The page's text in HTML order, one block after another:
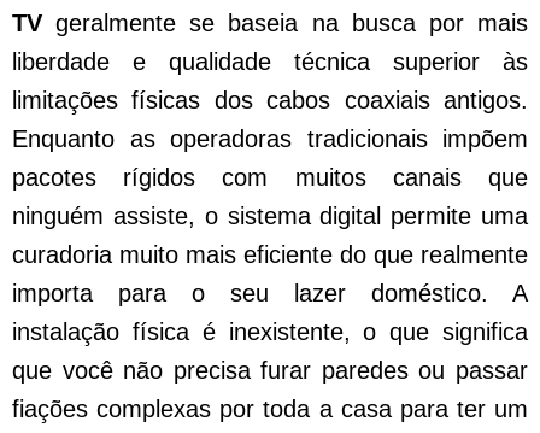
TV geralmente se baseia na busca por mais
liberdade e qualidade técnica superior às
limitações físicas dos cabos coaxiais antigos.
Enquanto as operadoras tradicionais impõem
pacotes rígidos com muitos canais que
ninguém assiste, o sistema digital permite uma
curadoria muito mais eficiente do que realmente
importa para o seu lazer doméstico. A
instalação física é inexistente, o que significa
que você não precisa furar paredes ou passar
fiações complexas por toda a casa para ter um